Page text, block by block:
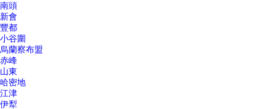
南頭
新會
豐都
小谷圍
烏蘭察布盟
赤峰
山東
哈密地
江津
伊犁